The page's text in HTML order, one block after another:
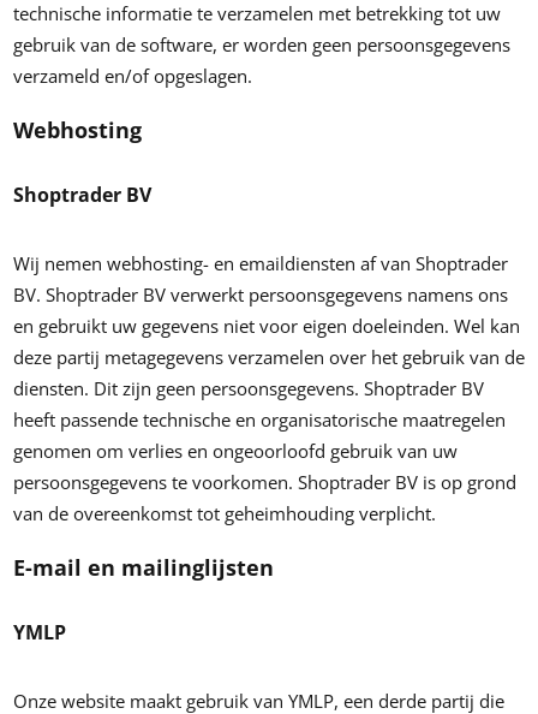
technische informatie te verzamelen met betrekking tot uw
gebruik van de software, er worden geen persoonsgegevens
verzameld en/of opgeslagen.
Webhosting
Shoptrader BV
Wij nemen webhosting- en emaildiensten af van Shoptrader
BV. Shoptrader BV verwerkt persoonsgegevens namens ons
en gebruikt uw gegevens niet voor eigen doeleinden. Wel kan
deze partij metagegevens verzamelen over het gebruik van de
diensten. Dit zijn geen persoonsgegevens. Shoptrader BV
heeft passende technische en organisatorische maatregelen
genomen om verlies en ongeoorloofd gebruik van uw
persoonsgegevens te voorkomen. Shoptrader BV is op grond
van de overeenkomst tot geheimhouding verplicht.
E-mail en mailinglijsten
YMLP
Onze website maakt gebruik van YMLP, een derde partij die